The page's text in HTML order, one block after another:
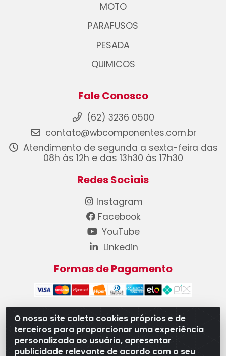
O nosso site coleta cookies próprios e de
terceiros para proporcionar uma experiência
personalizada ao usuário, apresentar
publicidade relevante de acordo com o seu
MOTO
PARAFUSOS
PESADA
QUIMICOS
Fale Conosco
(62) 3236 0500
contato@wbcomponentes.com.br
Atendimento de segunda a sexta-feira das
08h às 12h e das 13h30 às 17h30
Redes Sociais
Instagram
Facebook
YouTube
Linkedin
Formas de Pagamento
WB Componentes Automotivos LTDA - CNPJ
08.528.393/0001-12 - Rua do Níquel, 667 - Parque
Oeste Industrial, Goiânia/GO - CEP 74375-660